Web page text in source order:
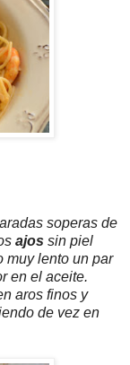
soperas de
ajos sin piel
muy lento un par
en el aceite.
aros finos y
de vez en